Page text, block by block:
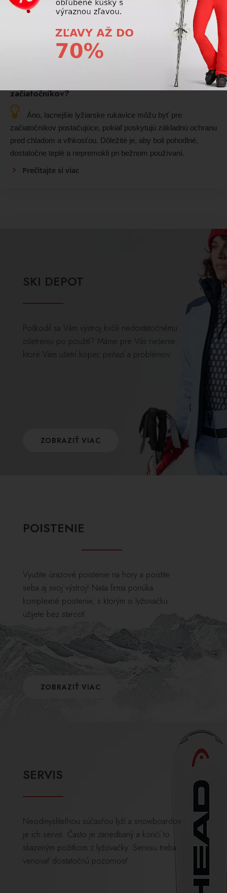
zasnežených podmienkach.
Sú lacnejšie lyžiarske rukavice dostatočné pre
začiatočníkov?
Áno, lacnejšie lyžiarske rukavice môžu byť pre
začiatočníkov postačujúce, pokiaľ poskytujú základnú ochranu
pred chladom a vlhkosťou. Dôležité je, aby boli pohodlné,
dostatočne teplé a nepremokli pri bežnom používaní.
Prečítajte si viac
SKI DEPOT
Poškodil sa Vám výstroj kvôli nedostatočnému
ošetreniu po použití? Máme pre Vás riešenie
ktoré Vám ušetrí kopec peňazí a problémov.
ZOBRAZIŤ VIAC
POISTENIE
Využite úrazové poistenie na hory a poistite
seba aj svoj výstroj! Naša firma ponúka
komplexné poistenie, s ktorým si lyžovačku
užijete bez starostí.
ZOBRAZIŤ VIAC
SERVIS
Neodmysliteľnou súčasťou lyží a snowboardov
je ich servis. Často je zanedbaný a končí to
skazeným požitkom z lyžovačky. Servisu treba
venovať dostatočnú pozornosť.